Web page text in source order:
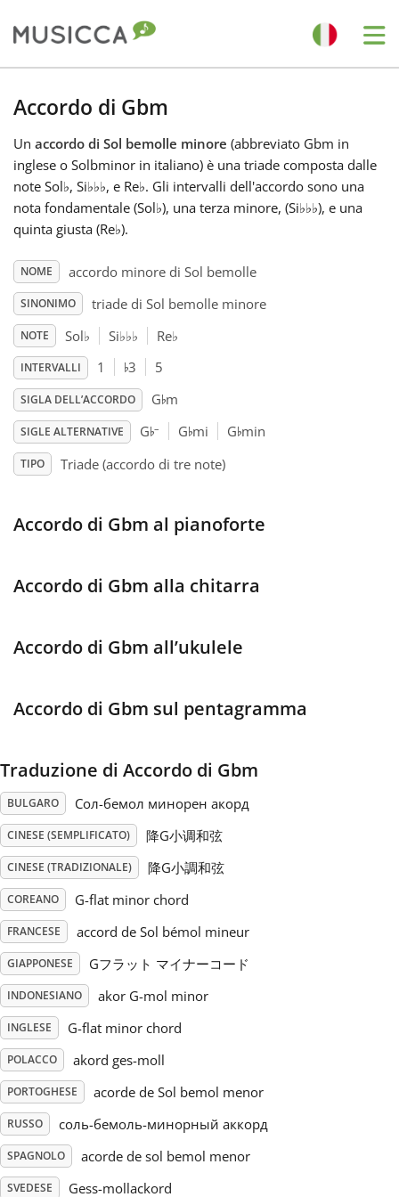
Български
Dansk
English
Español
Français
Polski
Português
Русский
Svenska
Tiếng Việt
Türkçe
Українська
简体中文
Accordo di Gbm
Un accordo di Sol bemolle minore (abbreviato Gbm in
inglese o Solbminor in italiano) è una triade composta dalle
note Sol♭, Si♭♭♭, e Re♭. Gli intervalli dell'accordo sono una
nota fondamentale (Sol♭), una terza minore, (Si♭♭♭), e una
quinta giusta (Re♭).
NOME accordo minore di Sol bemolle
SINONIMO triade di Sol bemolle minore
NOTE Sol♭ Si♭♭♭ Re♭
INTERVALLI 1 ♭3 5
SIGLA DELL’ACCORDO G♭m
SIGLE ALTERNATIVE G♭– G♭mi G♭min
TIPO Triade (accordo di tre note)
Accordo di Gbm al pianoforte
Accordo di Gbm alla chitarra
Accordo di Gbm all’ukulele
Accordo di Gbm sul pentagramma
Traduzione di Accordo di Gbm
BULGARO Сол-бемол минорен акорд
CINESE (SEMPLIFICATO) 降G小调和弦
CINESE (TRADIZIONALE) 降G小調和弦
COREANO G-flat minor chord
FRANCESE accord de Sol bémol mineur
GIAPPONESE Gフラット マイナーコード
INDONESIANO akor G-mol minor
INGLESE G-flat minor chord
POLACCO akord ges-moll
PORTOGHESE acorde de Sol bemol menor
RUSSO соль-бемоль-минорный аккорд
SPAGNOLO acorde de sol bemol menor
SVEDESE Gess-mollackord